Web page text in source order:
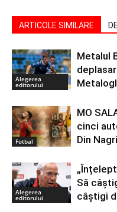
ARTICOLE SIMILARE
Alegerea
editorului
Metalul
Fotbal
MO
cinci
Din
Alegerea
editorului
Să
câștigi